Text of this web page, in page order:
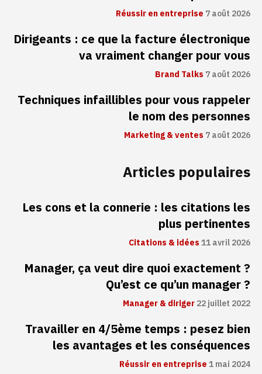
Réussir en entreprise 7 août 2026
Dirigeants : ce que la facture électronique
va vraiment changer pour vous
Brand Talks7 août 2026
Techniques infaillibles pour vous rappeler
le nom des personnes
Marketing & ventes7 août 2026
Articles populaires
Les cons et la connerie : les citations les
plus pertinentes
Citations & idées11 avril 2026
Manager, ça veut dire quoi exactement ?
Qu’est ce qu’un manager ?
Manager & diriger22 juillet 2022
Travailler en 4/5ème temps : pesez bien
les avantages et les conséquences
Réussir en entreprise1 mai 2024